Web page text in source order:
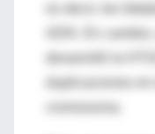
es decir, les